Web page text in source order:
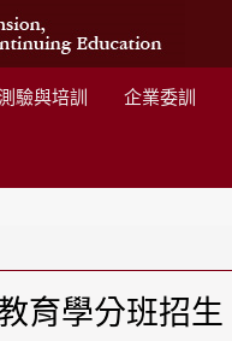
驗與培訓 企業委訓
育學分班招